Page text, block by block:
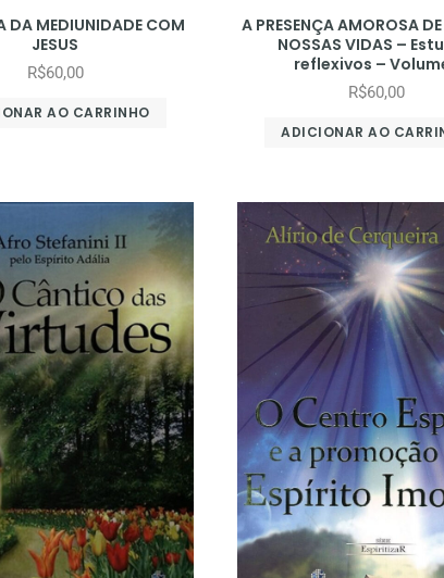
DA MEDIUNIDADE COM
JESUS
R$60,00
AO CARRINHO
A PRESENÇA AMOROSA DE
NOSSAS VIDAS –
reflexivos –
R$60,00
ADICIONAR AO